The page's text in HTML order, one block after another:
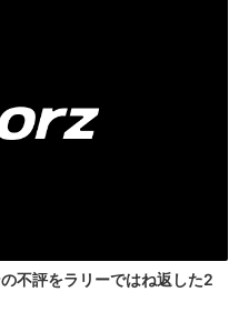
不評をラリーではね返した2